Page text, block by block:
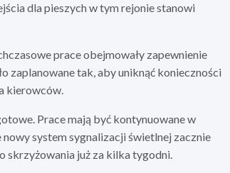
dla pieszych w tym rejonie stanowi
prace obejmowały zapewnienie
zaplanowane tak, aby uniknąć konieczności
kierowców.
Prace mają być kontynuowane w
system sygnalizacji świetlnej zacznie
skrzyżowania już za kilka tygodni.